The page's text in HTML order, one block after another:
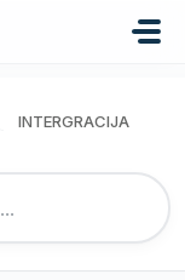
INTERGRACIJA